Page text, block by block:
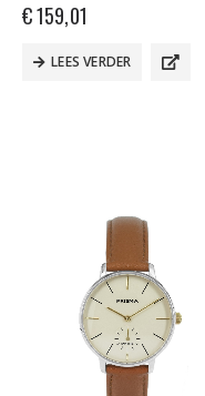
€159,01
LEES VERDER